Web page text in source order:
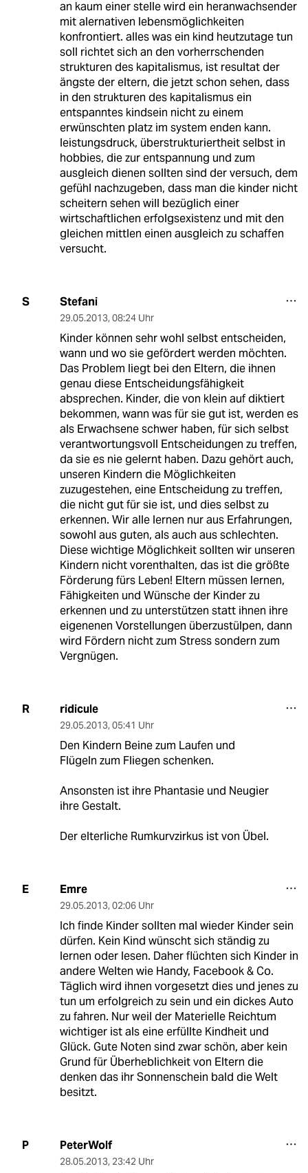
an kaum einer stelle wird ein heranwachsender
mit alernativen lebensmöglichkeiten
konfrontiert. alles was ein kind heutzutage tun
soll richtet sich an den vorherrschenden
strukturen des kapitalismus, ist resultat der
ängste der eltern, die jetzt schon sehen, dass
in den strukturen des kapitalismus ein
entspanntes kindsein nicht zu einem
erwünschten platz im system enden kann.
leistungsdruck, überstrukturiertheit selbst in
hobbies, die zur entspannung und zum
ausgleich dienen sollten sind der versuch, dem
gefühl nachzugeben, dass man die kinder nicht
scheitern sehen will bezüglich einer
wirtschaftlichen erfolgsexistenz und mit den
gleichen mittlen einen ausgleich zu schaffen
versucht.
S Stefani
29.05.2013, 08:24 Uhr
Kinder können sehr wohl selbst entscheiden,
wann und wo sie gefördert werden möchten.
Das Problem liegt bei den Eltern, die ihnen
genau diese Entscheidungsfähigkeit
absprechen. Kinder, die von klein auf diktiert
bekommen, wann was für sie gut ist, werden es
als Erwachsene schwer haben, für sich selbst
verantwortungsvoll Entscheidungen zu treffen,
da sie es nie gelernt haben. Dazu gehört auch,
unseren Kindern die Möglichkeiten
zuzugestehen, eine Entscheidung zu treffen,
die nicht gut für sie ist, und dies selbst zu
erkennen. Wir alle lernen nur aus Erfahrungen,
sowohl aus guten, als auch aus schlechten.
Diese wichtige Möglichkeit sollten wir unseren
Kindern nicht vorenthalten, das ist die größte
Förderung fürs Leben! Eltern müssen lernen,
Fähigkeiten und Wünsche der Kinder zu
erkennen und zu unterstützen statt ihnen ihre
eigenenen Vorstellungen überzustülpen, dann
wird Fördern nicht zum Stress sondern zum
Vergnügen.
R ridicule
29.05.2013, 05:41 Uhr
Den Kindern Beine zum Laufen und
Flügeln zum Fliegen schenken.
Ansonsten ist ihre Phantasie und Neugier
ihre Gestalt.
Der elterliche Rumkurvzirkus ist von Übel.
E Emre
29.05.2013, 02:06 Uhr
Ich finde Kinder sollten mal wieder Kinder sein
dürfen. Kein Kind wünscht sich ständig zu
lernen oder lesen. Daher flüchten sich Kinder in
andere Welten wie Handy, Facebook & Co.
Täglich wird ihnen vorgesetzt dies und jenes zu
tun um erfolgreich zu sein und ein dickes Auto
zu fahren. Nur weil der Materielle Reichtum
wichtiger ist als eine erfüllte Kindheit und
Glück. Gute Noten sind zwar schön, aber kein
Grund für Überheblichkeit von Eltern die
denken das ihr Sonnenschein bald die Welt
besitzt.
P PeterWolf
28.05.2013, 23:42 Uhr